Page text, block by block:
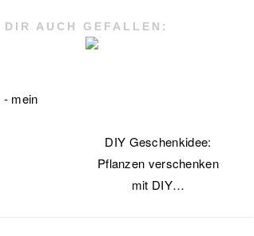
AUCH GEFALLEN:
- mein
DIY Geschenkidee:
Pflanzen verschenken
mit DIY…